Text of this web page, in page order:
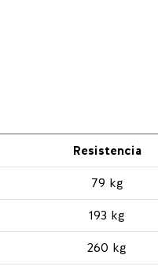
Resistencia
79 kg
193 kg
260 kg